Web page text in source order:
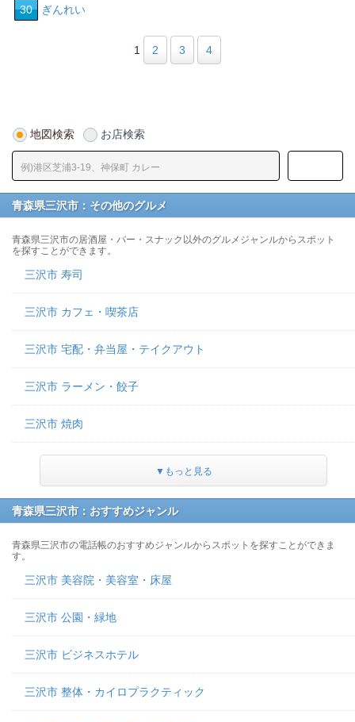
30 ぎんれい
1 2 3 4
地図検索 お店検索
青森県三沢市：その他のグルメ
青森県三沢市の居酒屋・バー・スナック以外のグルメジャンルからスポット
を探すことができます。
三沢市 寿司
三沢市 カフェ・喫茶店
三沢市 宅配・弁当屋・テイクアウト
三沢市 ラーメン・餃子
三沢市 焼肉
▼もっと見る
青森県三沢市：おすすめジャンル
青森県三沢市の電話帳のおすすめジャンルからスポットを探すことができま
す。
三沢市 美容院・美容室・床屋
三沢市 公園・緑地
三沢市 ビジネスホテル
三沢市 整体・カイロプラクティック